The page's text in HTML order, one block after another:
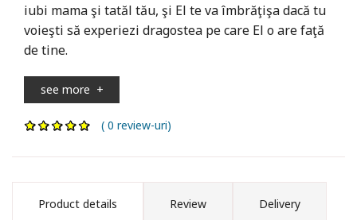
iubi mama şi tatăl tău, şi El te va îmbrăţişa dacă tu
voieşti să experiezi dragostea pe care El o are faţă
de tine.
see more +
( 0 review-uri)
Product details Review Delivery